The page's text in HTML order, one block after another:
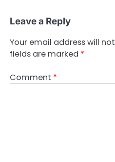
Leave a Reply
Your email address will
fields are marked *
Comment *